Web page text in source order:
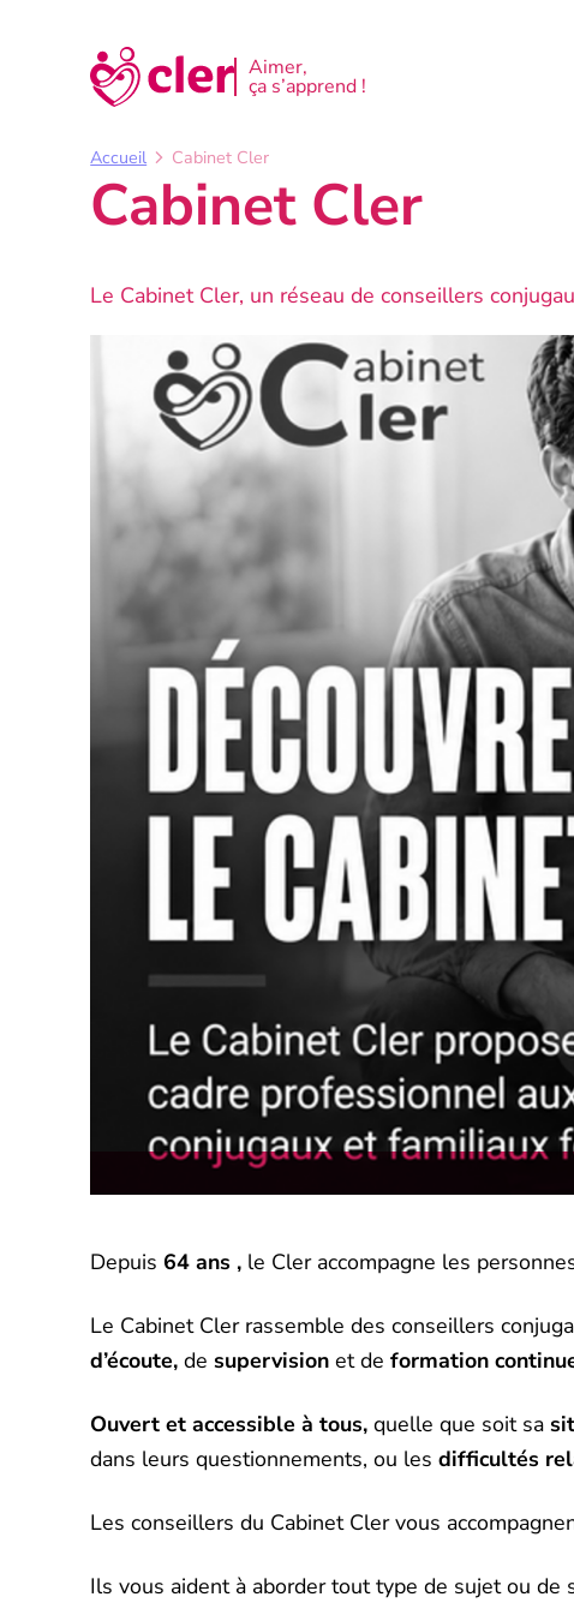
Aimer,
ça s’apprend !
Accueil Cabinet Cler
Cabinet Cler
Le Cabinet Cler, un réseau de conseillers
Depuis 64 ans , le Cler accompagne les
Le Cabinet Cler rassemble des conseillers
d’écoute,desupervisionet deformation
Ouvert et accessible à tous,quelle que soit sa
dans leurs questionnements, ou lesdifficultés
Les conseillers du Cabinet Cler vous
Ils vous aident à aborder tout type de sujet ou